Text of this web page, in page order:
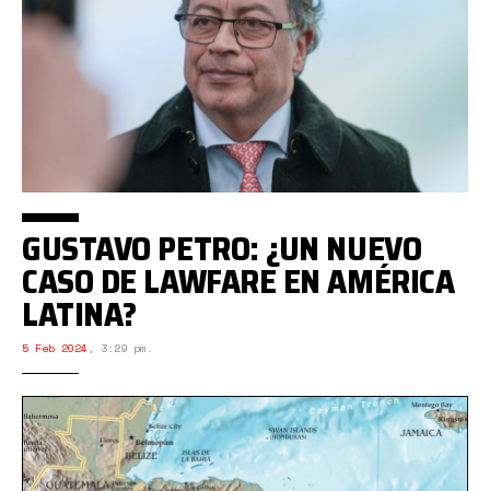
GUSTAVO PETRO: ¿UN NUEVO
CASO DE LAWFARE EN AMÉRICA
LATINA?
5 Feb 2024 , 3:29 pm.